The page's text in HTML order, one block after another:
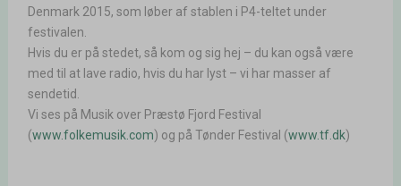
Denmark 2015, som løber af stablen i P4-teltet under
festivalen.
Hvis du er på stedet, så kom og sig hej – du kan også være
med til at lave radio, hvis du har lyst – vi har masser af
sendetid.
Vi ses på Musik over Præstø Fjord Festival
(www.folkemusik.com) og på Tønder Festival (www.tf.dk)